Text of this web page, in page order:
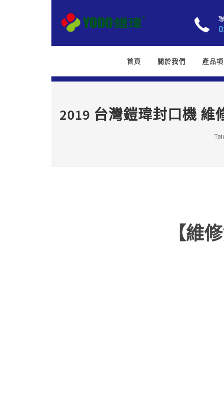
首頁 關於我們 產品項
2019 台灣鎧瑋封口機 維
【維